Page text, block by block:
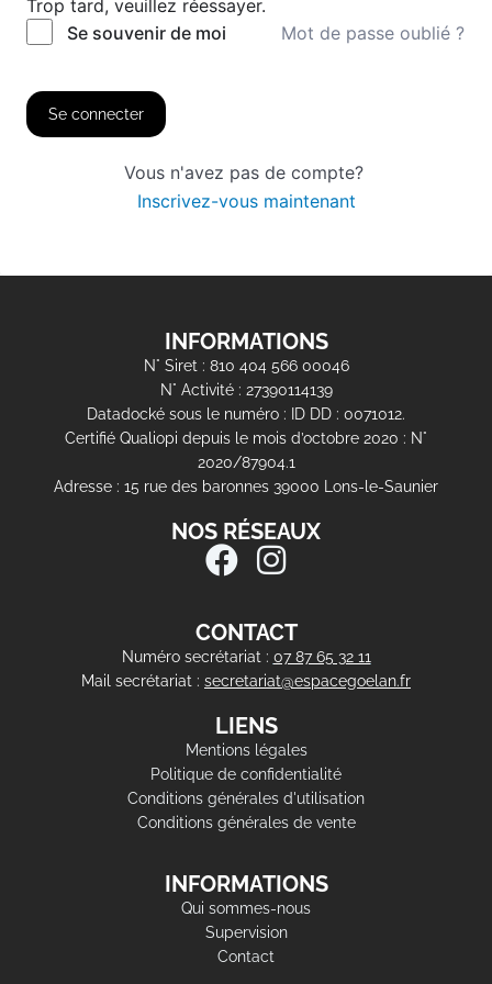
Trop tard, veuillez réessayer.
Se souvenir de moi
Mot de passe oublié ?
Se connecter
Vous n'avez pas de compte?
Inscrivez-vous maintenant
INFORMATIONS
N° Siret : 810 404 566 00046
N° Activité : 27390114139
Datadocké sous le numéro : ID DD : 0071012.
Certifié Qualiopi depuis le mois d’octobre 2020 : N°
2020/87904.1
Adresse : 15 rue des baronnes 39000 Lons-le-Saunier
NOS RÉSEAUX
CONTACT
Numéro secrétariat : 07 87 65 32 11
Mail secrétariat : secretariat@espacegoelan.fr
LIENS
Mentions légales
Politique de confidentialité
Conditions générales d'utilisation
Conditions générales de vente
INFORMATIONS
Qui sommes-nous
Supervision
Contact